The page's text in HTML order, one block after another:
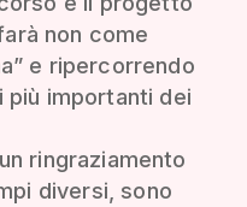
non come
e ripercorrendo
più importanti dei
ringraziamento
diversi, sono